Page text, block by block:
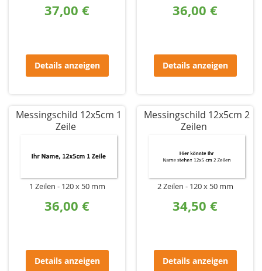
37,00 €
Details anzeigen
36,00 €
Details anzeigen
Messingschild 12x5cm 1
Zeile
1 Zeilen 120 x 50 mm
36,00 €
Details anzeigen
Messingschild 12x5cm 2
Zeilen
2 Zeilen 120 x 50 mm
34,50 €
Details anzeigen